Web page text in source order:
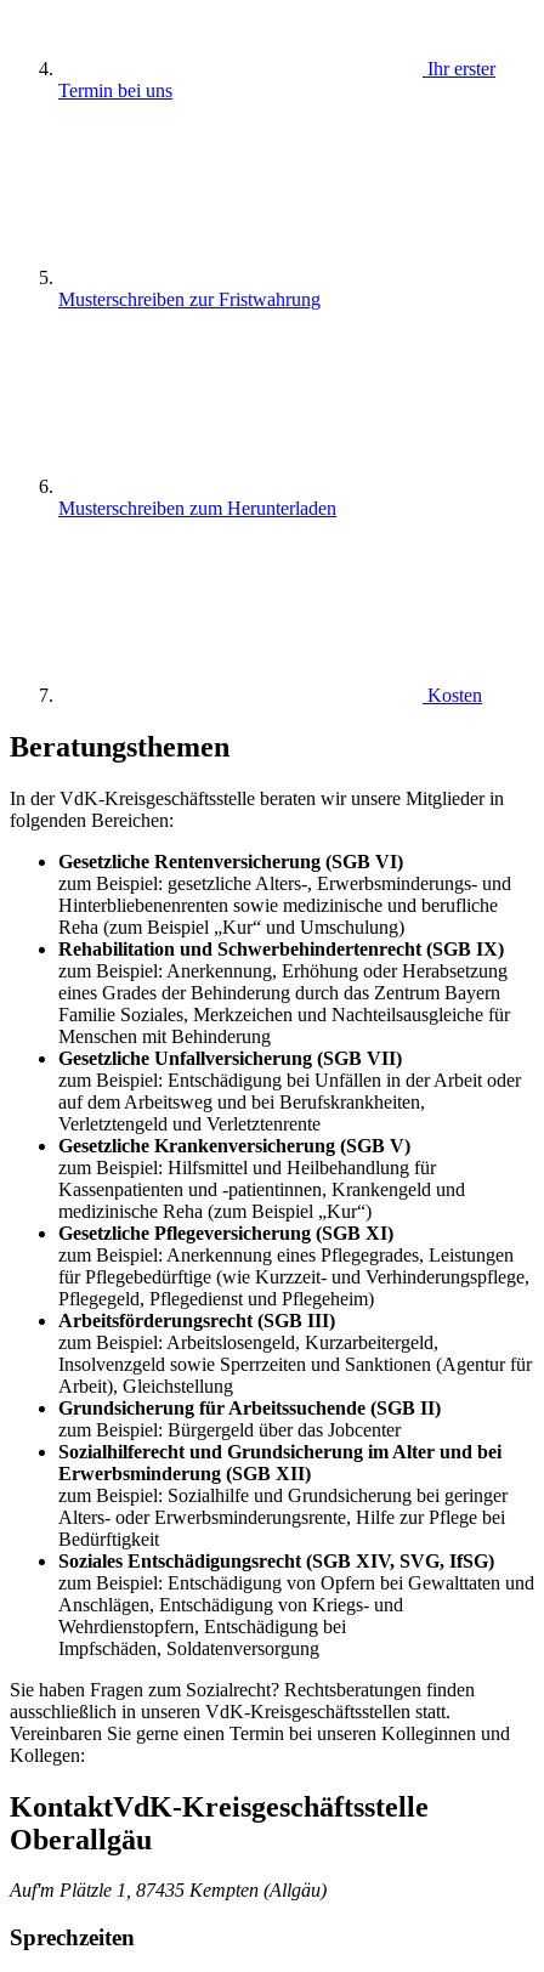
Ihr erster
Termin bei uns
Musterschreiben zur Fristwahrung
Musterschreiben zum Herunterladen
Kosten
Beratungsthemen
In der VdK-Kreisgeschäftsstelle beraten wir unsere Mitglieder in
folgenden Bereichen:
Gesetzliche Rentenversicherung (SGB VI)
zum Beispiel: gesetzliche Alters-, Erwerbsminderungs- und
Hinterbliebenenrenten sowie medizinische und berufliche
Reha (zum Beispiel „Kur“ und Umschulung)
Rehabilitation und Schwerbehindertenrecht (SGB IX)
zum Beispiel: Anerkennung, Erhöhung oder Herabsetzung
eines Grades der Behinderung durch das Zentrum Bayern
Familie Soziales, Merkzeichen und Nachteilsausgleiche für
Menschen mit Behinderung
Gesetzliche Unfallversicherung (SGB VII)
zum Beispiel: Entschädigung bei Unfällen in der Arbeit oder
auf dem Arbeitsweg und bei Berufskrankheiten,
Verletztengeld und Verletztenrente
Gesetzliche Krankenversicherung (SGB V)
zum Beispiel: Hilfsmittel und Heilbehandlung für
Kassenpatienten und -patientinnen, Krankengeld und
medizinische Reha (zum Beispiel „Kur“)
Gesetzliche Pflegeversicherung (SGB XI)
zum Beispiel: Anerkennung eines Pflegegrades, Leistungen
für Pflegebedürftige (wie Kurzzeit- und Verhinderungspflege,
Pflegegeld, Pflegedienst und Pflegeheim)
Arbeitsförderungsrecht (SGB III)
zum Beispiel: Arbeitslosengeld, Kurzarbeitergeld,
Insolvenzgeld sowie Sperrzeiten und Sanktionen (Agentur für
Arbeit), Gleichstellung
Grundsicherung für Arbeitssuchende (SGB II)
zum Beispiel: Bürgergeld über das Jobcenter
Sozialhilferecht und Grundsicherung im Alter und bei
Erwerbsminderung (SGB XII)
zum Beispiel: Sozialhilfe und Grundsicherung bei geringer
Alters- oder Erwerbsminderungsrente, Hilfe zur Pflege bei
Bedürftigkeit
Soziales Entschädigungsrecht (SGB XIV, SVG, IfSG)
zum Beispiel: Entschädigung von Opfern bei Gewalttaten und
Anschlägen, Entschädigung von Kriegs- und
Wehrdienstopfern, Entschädigung bei
Impfschäden, Soldatenversorgung
Sie haben Fragen zum Sozialrecht? Rechtsberatungen finden
ausschließlich in unseren VdK-Kreisgeschäftsstellen statt.
Vereinbaren Sie gerne einen Termin bei unseren Kolleginnen und
Kollegen:
KontaktVdK-Kreisgeschäftsstelle
Oberallgäu
Auf'm Plätzle 1, 87435 Kempten (Allgäu)
Sprechzeiten